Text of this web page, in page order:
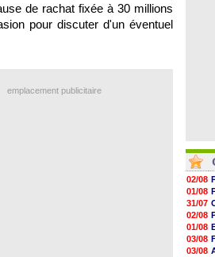
de rachat fixée à 30 millions
pour discuter d'un éventuel
emplacement publicitaire
02/08
01/08
31/07
02/08
01/08
03/08
03/08